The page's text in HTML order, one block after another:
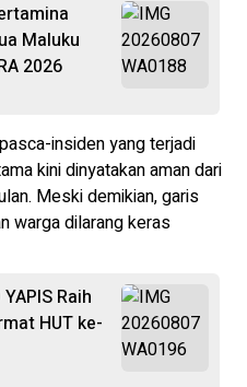
Maluku
2026
insiden yang terjadi
kini dinyatakan aman dari
Meski demikian, garis
warga dilarang keras
Raih
HUT ke-